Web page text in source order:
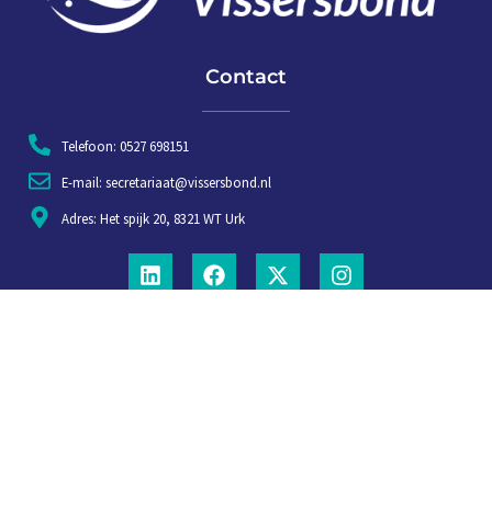
Contact
Telefoon: 0527 698151
E-mail: secretariaat@vissersbond.nl
Adres: Het spijk 20, 8321 WT Urk